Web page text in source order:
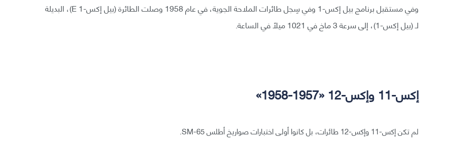
وفي مستقبل برنامج بيل إكس-1 وفي سِجل طائرات الملاحة الجوية، في عام 1958 وصلت الطائرة (بيل إكس-1 E)، البديلة
لـ (بيل إكس-1)، إلى سرعة 3 ماخ في 1021 ميلًا في الساعة.
إكس-11 وإكس-12 «1957-1958»
لم تكن إكس-11 وإكس-12 طائرات، بل كانوا أولى اختبارات صواريخ أطلس SM-65.